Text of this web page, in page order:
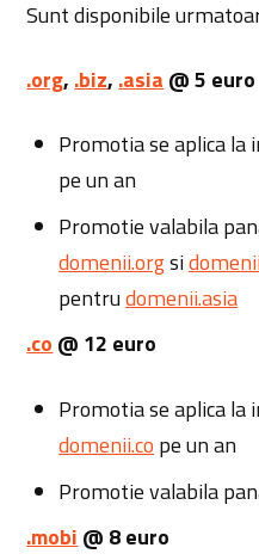
Sunt disponibile
.org, .biz, .asia @ 5 euro
Promotia se aplica la
pe un an
Promotie valabila
domenii.orgsi
pentrudomenii.asia
.co @ 12 euro
Promotia se aplica la
domenii.co pe un an
Promotie valabila
.mobi @ 8 euro